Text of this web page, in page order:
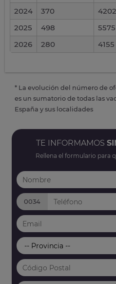
2024
370
4202
2025
498
5575
2026
280 4155
* La evolución del número de
es un sumatorio de todas las
España y sus localidades
TE INFORMAMOS
Rellena el formulario para
0034